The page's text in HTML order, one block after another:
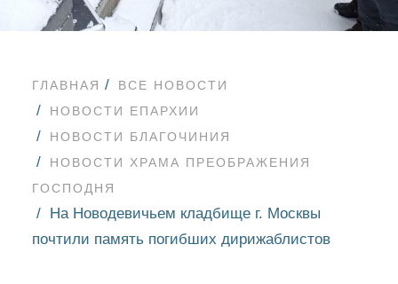
ГЛАВНАЯ
ВСЕ НОВОСТИ
НОВОСТИ ЕПАРХИИ
НОВОСТИ БЛАГОЧИНИЯ
НОВОСТИ ХРАМА ПРЕОБРАЖЕНИЯ
ГОСПОДНЯ
На Новодевичьем кладбище г. Москвы
почтили память погибших дирижаблистов